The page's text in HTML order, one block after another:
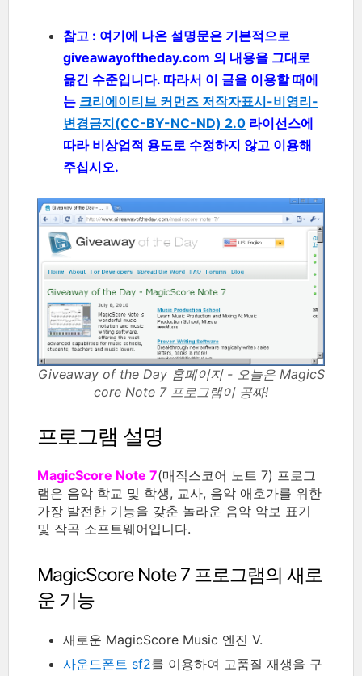
참고 : 여기에 나온 설명문은 기본적으로
giveawayoftheday.com 의 내용을 그대로
옮긴 수준입니다. 따라서 이 글을 이용할 때에
는 크리에이티브 커먼즈 저작자표시-비영리-
변경금지(CC-BY-NC-ND) 2.0 라이선스에
따라 비상업적 용도로 수정하지 않고 이용해
주십시오.
Giveaway of the Day 홈페이지 - 오늘은 MagicS
core Note 7 프로그램이 공짜!
프로그램 설명
MagicScore Note 7(매직스코어 노트 7) 프로그
램은 음악 학교 및 학생, 교사, 음악 애호가를 위한
가장 발전한 기능을 갖춘 놀라운 음악 악보 표기
및 작곡 소프트웨어입니다.
MagicScore Note 7 프로그램의 새로
운 기능
새로운 MagicScore Music 엔진 V.
사운드폰트 sf2를 이용하여 고품질 재생을 구